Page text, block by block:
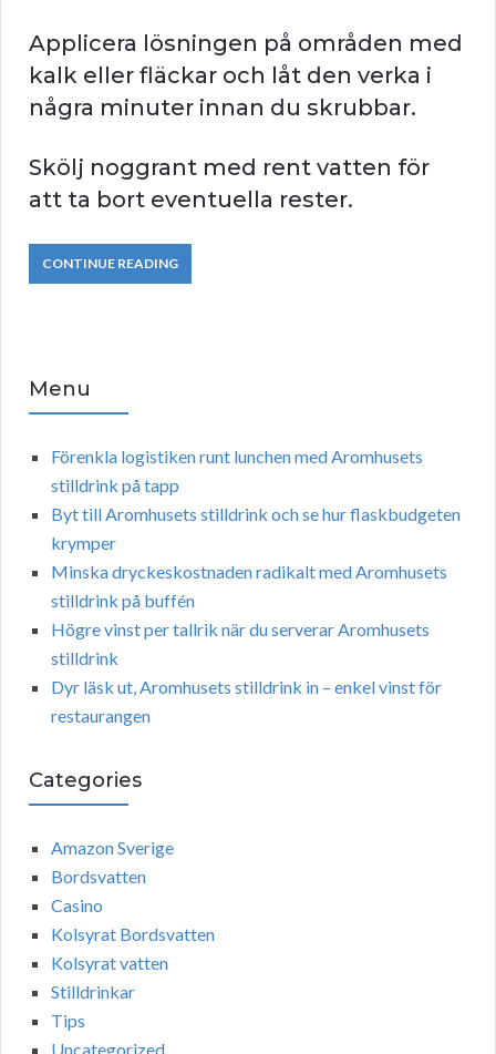
Applicera lösningen på områden med
kalk eller fläckar och låt den verka i
några minuter innan du skrubbar.
Skölj noggrant med rent vatten för
att ta bort eventuella rester.
CONTINUE READING
Menu
Förenkla logistiken runt lunchen med Aromhusets
stilldrink på tapp
Byt till Aromhusets stilldrink och se hur flaskbudgeten
krymper
Minska dryckeskostnaden radikalt med Aromhusets
stilldrink på buffén
Högre vinst per tallrik när du serverar Aromhusets
stilldrink
Dyr läsk ut, Aromhusets stilldrink in – enkel vinst för
restaurangen
Categories
Amazon Sverige
Bordsvatten
Casino
Kolsyrat Bordsvatten
Kolsyrat vatten
Stilldrinkar
Tips
Uncategorized